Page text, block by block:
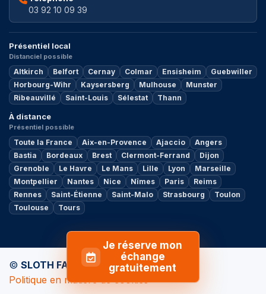
03 92 10 09 39
Présentiel local
Distanciel possible
Altkirch Belfort Cernay Colmar Ensisheim
Guebwiller
Horbourg-Wihr
Kaysersberg Mulhouse
Munster
Ribeauvillé
Saint-Louis Sélestat Thann
À distance
Présentiel possible
Toute la France Aix-en-Provence Ajaccio
Angers
Bastia
Bordeaux Brest Clermont-Ferrand
Dijon
Grenoble
Le Havre Le Mans Lille Lyon
Marseille
Montpellier
Nantes Nice Nîmes Paris
Reims
Rennes
Saint-Étienne Saint-Malo Strasbourg
Toulon
Toulouse
Tours
© SLOTH FACTORY by MY ADVISOR
Politique en matière de cookies
Je réserve mon
échange
gratuitement